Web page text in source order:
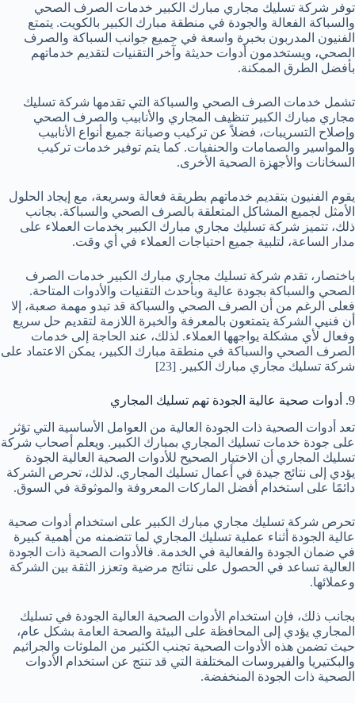
توفر شركة تسليك مجاري مبارك الكبير خدمات الصرف الصحي
والسباكة الفعالة والجودة في منطقة مبارك الكبير بالكويت. يتمتع
الفنيون المدربون بخبرة واسعة في جميع جوانب السباكة والصرف
الصحي، ويستخدمون أدوات حديثة وآخر التقنيات لتقديم خدماتهم
بأفضل الطرق الممكنة.
تشمل خدمات الصرف الصحي والسباكة التي تقدمها شركة تسليك
مجاري مبارك الكبير تنظيف المجاري والأنابيب والصرف الصحي
وإصلاح التسريبات، فضلاً عن تركيب وصيانة جميع أنواع الأنابيب
والمواسير والصمامات والحنفيات. كما يتم توفير خدمات تركيب
السخانات والأجهزة الصحية الأخرى.
يقوم الفنيون بتقديم خدماتهم بطريقة فعالة وسريعة، مع إيجاد الحلول
الأمثل لجميع المشاكل المتعلقة بالصرف الصحي والسباكة. بجانب
ذلك، تتميز شركة تسليك مجاري مبارك الكبير بخدمات العملاء على
مدار الساعة، لتلبية جميع احتياجات العملاء في أي وقت.
باختصار، تقدم شركة تسليك مجاري مبارك الكبير خدمات الصرف
الصحي والسباكة بجودة عالية وبأحدث التقنيات والأدوات المتاحة.
فعلى الرغم من أن الصرف الصحي والسباكة قد تبدو مهمة صعبة، إلا
أن فنيي الشركة يتمتعون بالمعرفة والخبرة اللازمة لتقديم حل سريع
وفعال لأي مشكلة يواجهها العملاء. لذلك، عند الحاجة إلى خدمات
الصرف الصحي والسباكة في منطقة مبارك الكبير، يمكن الاعتماد على
شركة تسليك مجاري مبارك الكبير. [23]
9. أدوات صحية عالية الجودة تهم تسليك المجاري
تعد أدوات الصحية ذات الجودة العالية من العوامل الأساسية التي تؤثر
على جودة خدمات تسليك المجاري بمبارك الكبير. ويعلم أصحاب شركة
تسليك المجاري أن الاختيار الصحيح للأدوات الصحية العالية الجودة
يؤدي إلى نتائج جيدة في أعمال تسليك المجاري. لذلك، تحرص الشركة
دائمًا على استخدام أفضل الماركات المعروفة والموثوقة في السوق.
تحرص شركة تسليك مجاري مبارك الكبير على استخدام أدوات صحية
عالية الجودة أثناء عملية تسليك المجاري لما تتضمنه من أهمية كبيرة
في ضمان الجودة والفعالية في الخدمة. فالأدوات الصحية ذات الجودة
العالية تساعد في الحصول على نتائج مرضية وتعزز الثقة بين الشركة
وعملائها.
بجانب ذلك، فإن استخدام الأدوات الصحية العالية الجودة في تسليك
المجاري يؤدي إلى المحافظة على البيئة والصحة العامة بشكل عام،
حيث تضمن هذه الأدوات الصحية تجنب الكثير من الملوثات والجراثيم
والبكتيريا والفيروسات المختلفة التي قد تنتج عن استخدام الأدوات
الصحية ذات الجودة المنخفضة.